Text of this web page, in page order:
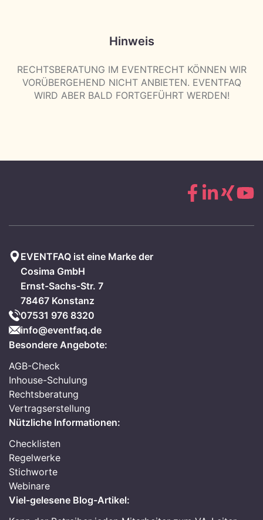
Hinweis
RECHTSBERATUNG IM EVENTRECHT KÖNNEN WIR
VORÜBERGEHEND NICHT ANBIETEN. EVENTFAQ
WIRD ABER BALD FORTGEFÜHRT WERDEN!
EVENTFAQ ist eine Marke der
Cosima GmbH
Ernst-Sachs-Str. 7
78467 Konstanz
07531 976 8320
info@eventfaq.de
Besondere Angebote:
AGB-Check
Inhouse-Schulung
Rechtsberatung
Vertragserstellung
Nützliche Informationen:
Checklisten
Regelwerke
Stichworte
Webinare
Viel-gelesene Blog-Artikel: